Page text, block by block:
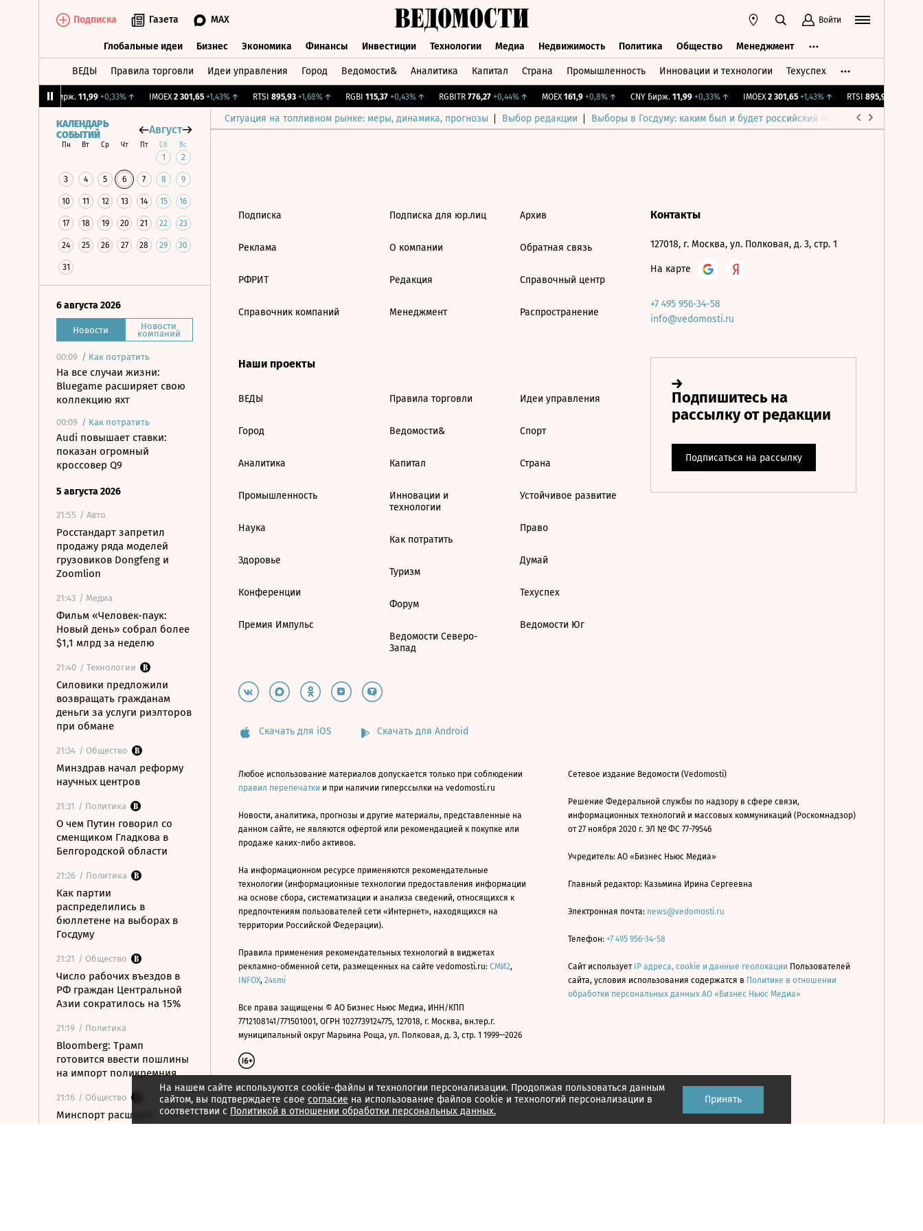
Подписка Газета MAX Войти
Глобальные идеи Бизнес Экономика Финансы Инвестиции Технологии Медиа Недвижимость Политика Общество Менеджмент
ВЕДЫ Правила торговли Идеи управления Город Ведомости& Аналитика Капитал Страна Промышленность Инновации и технологии Техуспех
CNY Бирж. 11,99 +0,33%↑ IMOEX 2 301,65 +1,43%↑ RTSI 895,93 +1,68%↑ RGBI 115,37 +0,43%↑ RGBITR 776,27 +0,44%↑ MOEX 161,9 +0,8%↑ CNY Бирж. 11,99 +0,33%↑ IMOEX 2 301,65 +1,43%↑ RTSI 895,93
Ситуация на топливном рынке: меры, динамика, прогнозы Выбор редакции Выборы в Госдуму: каким был и будет российский парламент
КАЛЕНДАРЬ
СОБЫТИЙ
Август
Пн Вт Ср Чт Пт Сб Вс
1 2
3 4 5 6 7 8 9
10 11 12 13 14 15 16
17 18 19 20 21 22 23
24 25 26 27 28 29 30
31
6 августа 2026
Новости Новости
компаний
00:09 / Как потратить
На все случаи жизни:
Bluegame расширяет свою
коллекцию яхт
00:09 / Как потратить
Audi повышает ставки:
показан огромный
кроссовер Q9
5 августа 2026
21:55 / Авто
Росстандарт запретил
продажу ряда моделей
грузовиков Dongfeng и
Zoomlion
21:43 / Медиа
Фильм «Человек-паук:
Новый день» собрал более
$1,1 млрд за неделю
21:40 / Технологии
Силовики предложили
возвращать гражданам
деньги за услуги риэлторов
при обмане
21:34 / Общество
Минздрав начал реформу
научных центров
21:31 / Политика
О чем Путин говорил со
сменщиком Гладкова в
Белгородской области
21:26 / Политика
Как партии
распределились в
бюллетене на выборах в
Госдуму
21:21 / Общество
Число рабочих въездов в
РФ граждан Центральной
Азии сократилось на 15%
21:19 / Политика
Bloomberg: Трамп
готовится ввести пошлины
на импорт поликремния
21:16 / Общество
Минспорт расширит
На нашем сайте используются cookie-файлы и технологии персонализации. Продолжая пользоваться данным
сайтом, вы подтверждаете свое согласие на использование файлов cookie и технологий персонализации в
соответствии с Политикой в отношении обработки персональных данных.
Принять
Подписка
Реклама
РФРИТ
Справочник компаний
Подписка для юр.лиц
О компании
Редакция
Менеджмент
Архив
Обратная связь
Справочный центр
Распространение
Наши проекты
ВЕДЫ
Город
Аналитика
Промышленность
Наука
Здоровье
Конференции
Премия Импульс
Правила торговли
Ведомости&
Капитал
Инновации и
технологии
Как потратить
Туризм
Форум
Ведомости Северо-
Запад
Идеи управления
Спорт
Страна
Устойчивое развитие
Право
Думай
Техуспех
Ведомости Юг
Контакты
127018, г. Москва, ул. Полковая, д. 3, стр. 1
На карте
+7 495 956-34-58
info@vedomosti.ru
Скачать для iOS Скачать для Android
Любое использование материалов допускается только при соблюдении
правил перепечатки и при наличии гиперссылки на vedomosti.ru
Новости, аналитика, прогнозы и другие материалы, представленные на
данном сайте, не являются офертой или рекомендацией к покупке или
продаже каких-либо активов.
На информационном ресурсе применяются рекомендательные
технологии (информационные технологии предоставления информации
на основе сбора, систематизации и анализа сведений, относящихся к
предпочтениям пользователей сети «Интернет», находящихся на
территории Российской Федерации).
Правила применения рекомендательных технологий в виджетах
рекламно-обменной сети, размещенных на сайте vedomosti.ru: СМИ2,
INFOX, 24smi
Все права защищены © АО Бизнес Ньюс Медиа, ИНН/КПП
7712108141/771501001, ОГРН 1027739124775, 127018, г. Москва, вн.тер.г.
муниципальный округ Марьина Роща, ул. Полковая, д. 3, стр. 1 1999—2026
Сетевое издание Ведомости (Vedomosti)
Решение Федеральной службы по надзору в сфере связи,
информационных технологий и массовых коммуникаций (Роскомнадзор)
от 27 ноября 2020 г. ЭЛ № ФС 77-79546
Учредитель: АО «Бизнес Ньюс Медиа»
Главный редактор: Казьмина Ирина Сергеевна
Электронная почта: news@vedomosti.ru
Телефон: +7 495 956-34-58
Сайт использует IP адреса, cookie и данные геолокации Пользователей
сайта, условия использования содержатся в Политике в отношении
обработки персональных данных АО «Бизнес Ньюс Медиа»